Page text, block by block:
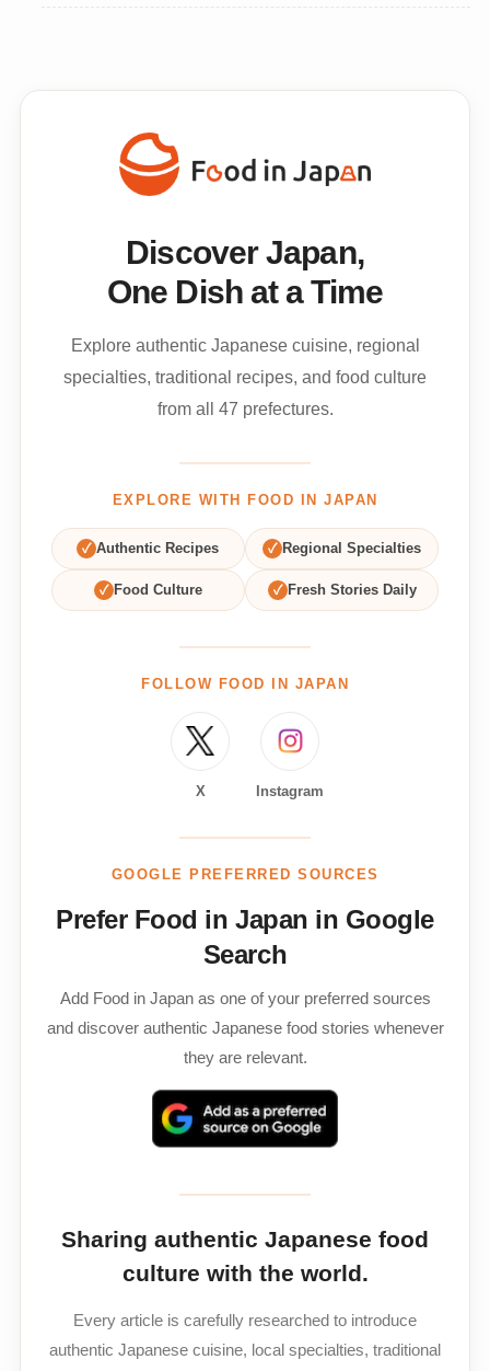
Discover Japan,
One Dish at a Time
Explore authentic Japanese cuisine, regional
specialties, traditional recipes, and food culture
from all 47 prefectures.
EXPLORE WITH FOOD IN JAPAN
✓ Authentic Recipes ✓ Regional Specialties
✓ Food Culture ✓ Fresh Stories Daily
FOLLOW FOOD IN JAPAN
X Instagram
GOOGLE PREFERRED SOURCES
Prefer Food in Japan in Google
Search
Add Food in Japan as one of your preferred sources
and discover authentic Japanese food stories whenever
they are relevant.
Sharing authentic Japanese food
culture with the world.
Every article is carefully researched to introduce
authentic Japanese cuisine, local specialties, traditional